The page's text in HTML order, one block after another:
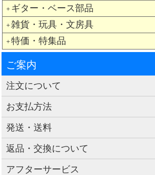
＋ ギター・ベース部品
＋ 雑貨・玩具・文房具
＋ 特価・特集品
ご案内
注文について
お支払方法
発送・送料
返品・交換について
アフターサービス